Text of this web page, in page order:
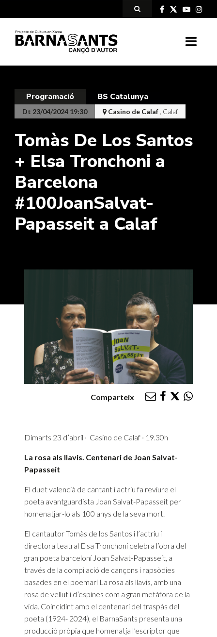
Programació BS Catalunya
Dt 23/04/2024 19:30 Casino de Calaf , Calaf
Tomàs De Los Santos
+ Elsa Tronchoni a
Barcelona
#100JoanSalvat-
Papasseit a Calaf
Comparteix
Dimarts 23 d’abril · Casino de Calaf · 19.30h
La rosa als llavis. Centenari de Joan Salvat-
Papasseit
El duet valencià de cantant i actriu fa reviure el
poeta avantguardista Joan Salvat-Papasseit per
homenatjar-lo als 100 anys de la seva mort.
El cantautor Tomàs de los Santos i l’actriu i
directora teatral Elsa Tronchoni celebra l’obra del
gran poeta barceloní Joan Salvat-Papasseit, a
través de la compilació de cançons i rapsòdies
basades en el poemari La rosa als llavis, amb una
rosa de vellut i d’espines com a gran metàfora de la
vida. Coincidint amb el centenari del traspàs del
poeta (1924- 2024), el BarnaSants presenta una
producció pròpia que homenatja l’escriptor que